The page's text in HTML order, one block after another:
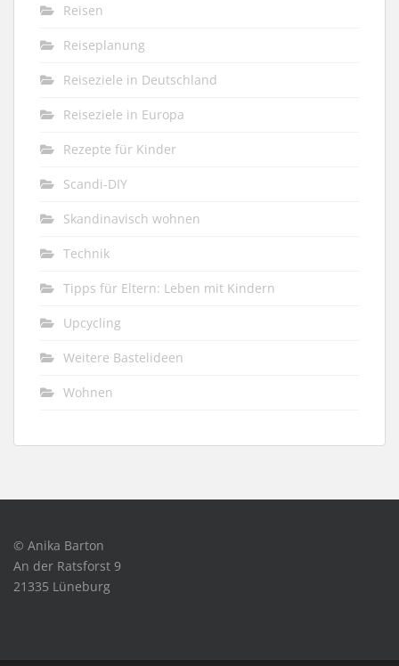
Reisen
Reiseplanung
Reiseziele in Deutschland
Reiseziele in Europa
Rezepte für Kinder
Scandi-DIY
Skandinavisch wohnen
Technik
Tipps für Eltern: Leben mit Kindern
Upcycling
Weitere Bastelideen
Wohnen
© Anika Barton
An der Ratsforst 9
21335 Lüneburg